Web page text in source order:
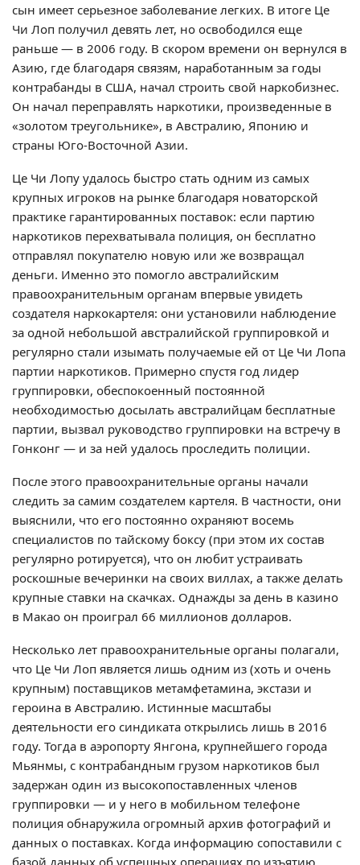
сын имеет серьезное заболевание легких. В итоге Це
Чи Лоп получил девять лет, но освободился еще
раньше — в 2006 году. В скором времени он вернулся в
Азию, где благодаря связям, наработанным за годы
контрабанды в США, начал строить свой наркобизнес.
Он начал переправлять наркотики, произведенные в
«золотом треугольнике», в Австралию, Японию и
страны Юго-Восточной Азии.
Це Чи Лопу удалось быстро стать одним из самых
крупных игроков на рынке благодаря новаторской
практике гарантированных поставок: если партию
наркотиков перехватывала полиция, он бесплатно
отправлял покупателю новую или же возвращал
деньги. Именно это помогло австралийским
правоохранительным органам впервые увидеть
создателя наркокартеля: они установили наблюдение
за одной небольшой австралийской группировкой и
регулярно стали изымать получаемые ей от Це Чи Лопа
партии наркотиков. Примерно спустя год лидер
группировки, обеспокоенный постоянной
необходимостью досылать австралийцам бесплатные
партии, вызвал руководство группировки на встречу в
Гонконг — и за ней удалось проследить полиции.
После этого правоохранительные органы начали
следить за самим создателем картеля. В частности, они
выяснили, что его постоянно охраняют восемь
специалистов по тайскому боксу (при этом их состав
регулярно ротируется), что он любит устраивать
роскошные вечеринки на своих виллах, а также делать
крупные ставки на скачках. Однажды за день в казино
в Макао он проиграл 66 миллионов долларов.
Несколько лет правоохранительные органы полагали,
что Це Чи Лоп является лишь одним из (хоть и очень
крупным) поставщиков метамфетамина, экстази и
героина в Австралию. Истинные масштабы
деятельности его синдиката открылись лишь в 2016
году. Тогда в аэропорту Янгона, крупнейшего города
Мьянмы, с контрабандным грузом наркотиков был
задержан один из высокопоставленных членов
группировки — и у него в мобильном телефоне
полиция обнаружила огромный архив фотографий и
данных о поставках. Когда информацию сопоставили с